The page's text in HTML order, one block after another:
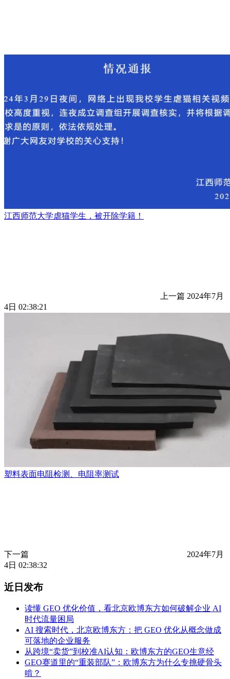
江西师范大学虐猫学生，被开除学籍！
上一篇 2024年7月
4日 02:38:21
塑料表面电阻检测、电阻率测试
下一篇
2024年7月
4日 02:38:32
近日发布
读懂 GEO 优化价值，看北京欧博东方如何破解企业 AI
时代流量困局
AI 搜索时代，北京欧博东方：把 GEO 优化从概念做成
可落地的企业服务
从跨境“卖货”到校准AI认知：欧博东方的GEO生意经
GEO赛道里的“重装部队”：欧博东方为什么专挑硬骨头
啃？